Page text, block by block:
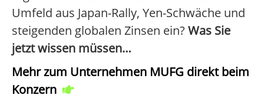
Umfeld aus Japan-Rally, Yen-Schwäche und
steigenden globalen Zinsen ein? Was Sie
jetzt wissen müssen…
Mehr zum Unternehmen MUFG direkt beim
Konzern